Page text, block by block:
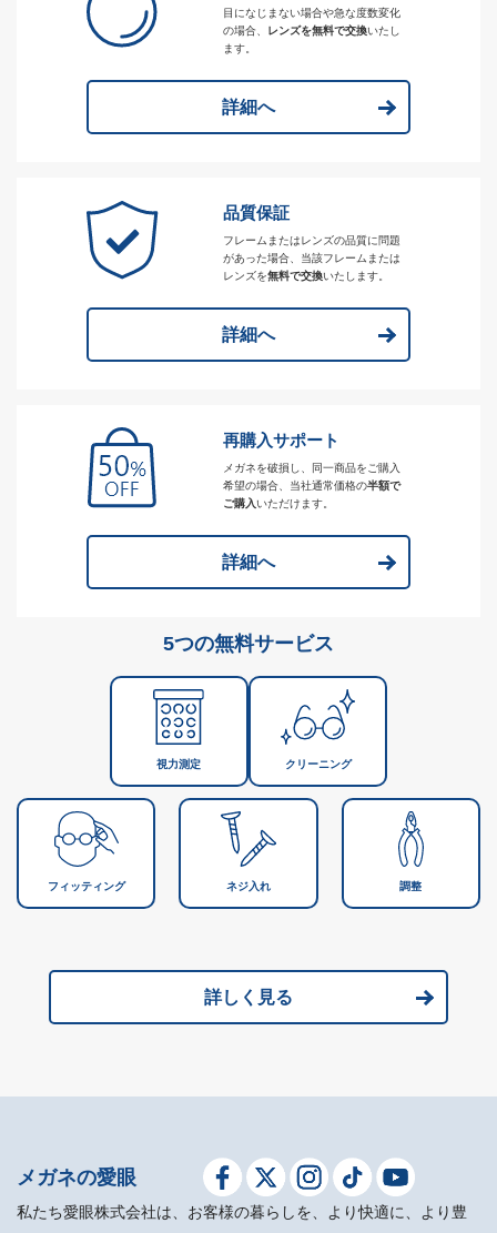
目になじまない場合や急な度数変化
の場合、
レンズを無料で交換いたし
ます。
詳細へ
品質保証
フレームまたはレンズの品質に問題
があった場合、当該フレームまたは
レンズを無料で交換いたします。
詳細へ
再購入サポート
メガネを破損し、同一商品をご購入
希望の場合、当社通常価格の半額で
ご購入いただけます。
詳細へ
5つの無料サービス
視力測定 クリーニング
フィッティング ネジ入れ 調整
詳しく見る
メガネの愛眼
私たち愛眼株式会社は、お客様の暮らしを、より快適に、より豊